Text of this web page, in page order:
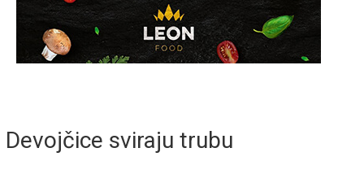
Devojčice sviraju trubu